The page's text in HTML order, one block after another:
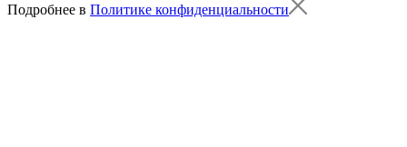
Подробнее в Политике конфиденциальности